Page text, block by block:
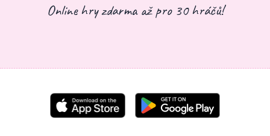
Online hry zdarma až pro 30 hráčů!